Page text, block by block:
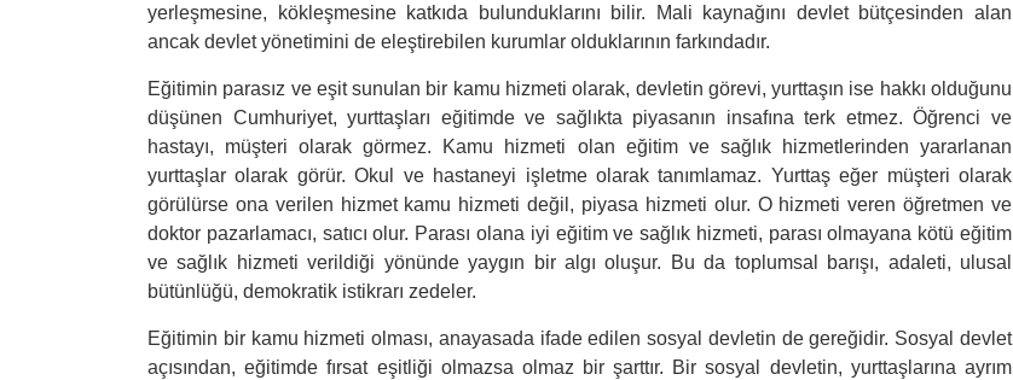
yerleşmesine, kökleşmesine katkıda bulunduklarını bilir. Mali kaynağını devlet bütçesinden alan
ancak devlet yönetimini de eleştirebilen kurumlar olduklarının farkındadır.
Eğitimin parasız ve eşit sunulan bir kamu hizmeti olarak, devletin görevi, yurttaşın ise hakkı olduğunu
düşünen Cumhuriyet, yurttaşları eğitimde ve sağlıkta piyasanın insafına terk etmez. Öğrenci ve
hastayı, müşteri olarak görmez. Kamu hizmeti olan eğitim ve sağlık hizmetlerinden yararlanan
yurttaşlar olarak görür. Okul ve hastaneyi işletme olarak tanımlamaz. Yurttaş eğer müşteri olarak
görülürse ona verilen hizmet kamu hizmeti değil, piyasa hizmeti olur. O hizmeti veren öğretmen ve
doktor pazarlamacı, satıcı olur. Parası olana iyi eğitim ve sağlık hizmeti, parası olmayana kötü eğitim
ve sağlık hizmeti verildiği yönünde yaygın bir algı oluşur. Bu da toplumsal barışı, adaleti, ulusal
bütünlüğü, demokratik istikrarı zedeler.
Eğitimin bir kamu hizmeti olması, anayasada ifade edilen sosyal devletin de gereğidir. Sosyal devlet
açısından, eğitimde fırsat eşitliği olmazsa olmaz bir şarttır. Bir sosyal devletin, yurttaşlarına ayrım